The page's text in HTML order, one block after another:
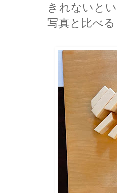
きれないと
写真と比べる